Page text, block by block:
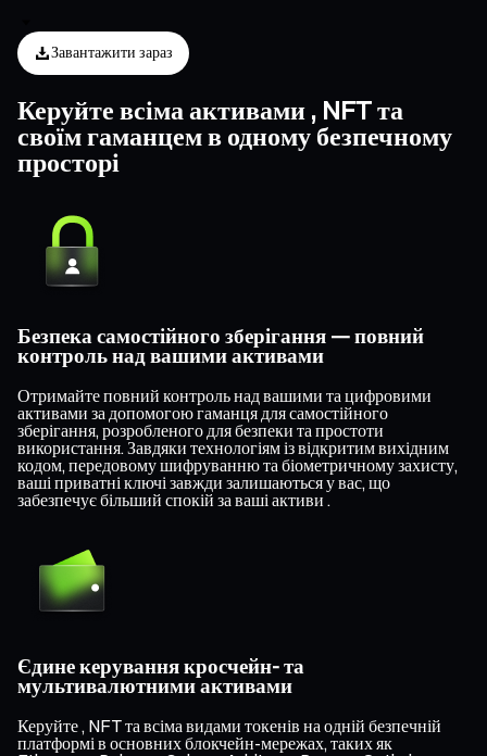
Завантажити зараз
Керуйте всіма активами , NFT та
своїм гаманцем в одному безпечному
просторі
Безпека самостійного зберігання — повний
контроль над вашими активами
Отримайте повний контроль над вашими та цифровими
активами за допомогою гаманця для самостійного
зберігання, розробленого для безпеки та простоти
використання. Завдяки технологіям із відкритим вихідним
кодом, передовому шифруванню та біометричному захисту,
ваші приватні ключі завжди залишаються у вас, що
забезпечує більший спокій за ваші активи .
Єдине керування кросчейн- та
мультивалютними активами
Керуйте , NFT та всіма видами токенів на одній безпечній
платформі в основних блокчейн-мережах, таких як